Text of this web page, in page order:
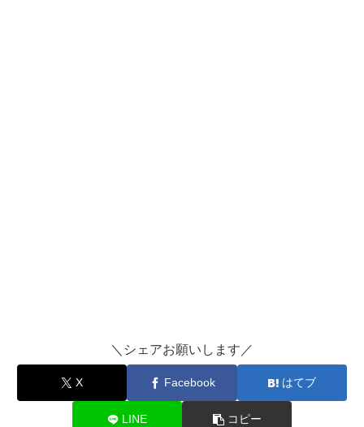
＼シェアお願いします／
X Facebook はてブ
LINE コピー